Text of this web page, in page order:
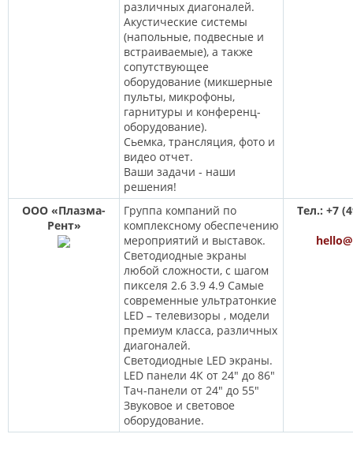
различных диагоналей.
Акустические системы
(напольные, подвесные и
встраиваемые), а также
сопутствующее
оборудование (микшерные
пульты, микрофоны,
гарнитуры и конференц-
оборудование).
Сьемка, трансляция, фото и
видео отчет.
Ваши задачи - наши
решения!
ООО «Плазма-
Рент»
Группа компаний по
комплексному обеспечению
мероприятий и выставок.
Светодиодные экраны
любой сложности, с шагом
пикселя 2.6 3.9 4.9 Самые
современные ультратонкие
LED – телевизоры , модели
премиум класса, различных
диагоналей.
Светодиодные LED экраны.
LED панели 4К от 24" до 86"
Тач-панели от 24" до 55"
Звуковое и световое
оборудование.
Тел.: +7